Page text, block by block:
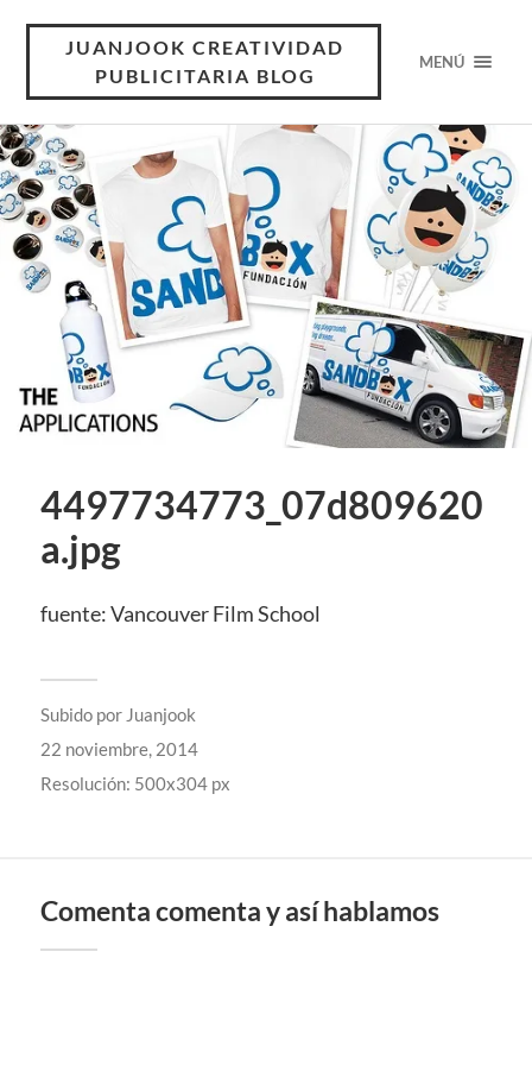
JUANJOOK CREATIVIDAD
PUBLICITARIA BLOG
MENÚ
4497734773_07d809620
a.jpg
fuente: Vancouver Film School
Subido por Juanjook
22 noviembre, 2014
Resolución: 500x304 px
Comenta comenta y así hablamos